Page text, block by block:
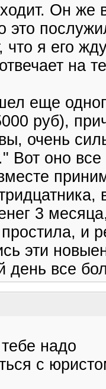
Он же
это
что я его
на
еще
руб),
очень
Вот оно
3
и
эти
день все
надо
с